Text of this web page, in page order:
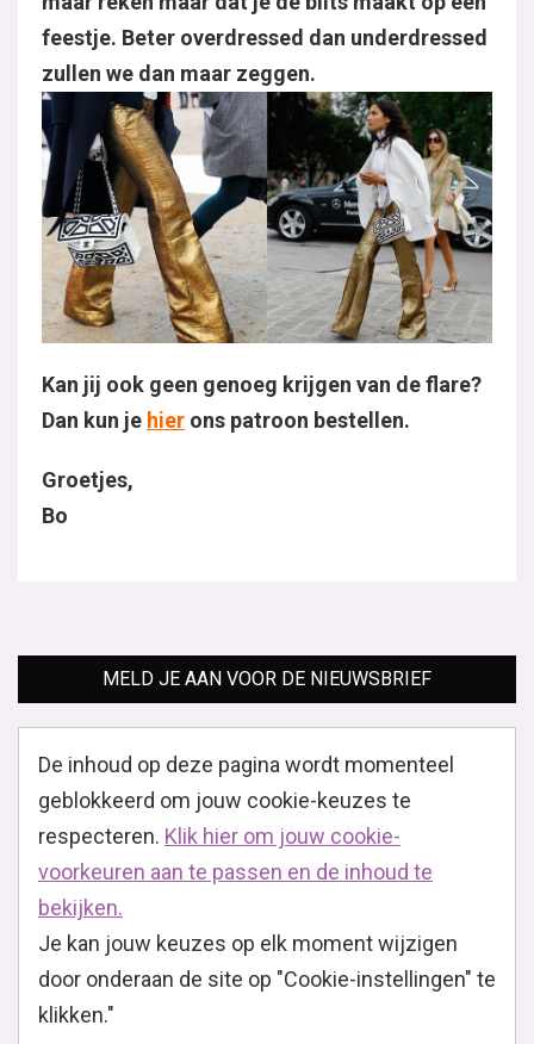
feestje. Beter overdressed dan underdressed
zullen we dan maar zeggen.
Kan jij ook geen genoeg krijgen van de flare?
Dan kun je hier ons patroon bestellen.
Groetjes,
Bo
MELD JE AAN VOOR DE NIEUWSBRIEF
De inhoud op deze pagina wordt momenteel
geblokkeerd om jouw cookie-keuzes te
respecteren. Klik hier om jouw cookie-
voorkeuren aan te passen en de inhoud te
bekijken.
Je kan jouw keuzes op elk moment wijzigen
door onderaan de site op "Cookie-instellingen" te
klikken."